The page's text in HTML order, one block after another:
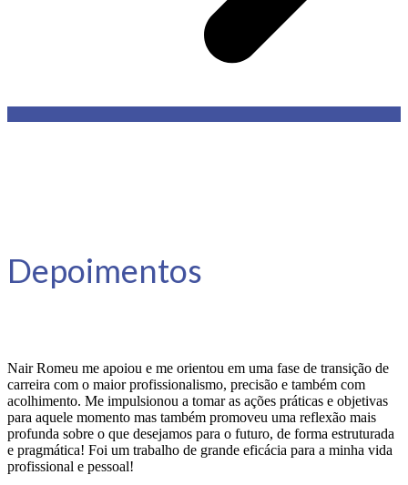
Depoimentos
Nair Romeu me apoiou e me orientou em uma fase de transição de
carreira com o maior profissionalismo, precisão e também com
acolhimento. Me impulsionou a tomar as ações práticas e objetivas
para aquele momento mas também promoveu uma reflexão mais
profunda sobre o que desejamos para o futuro, de forma estruturada
e pragmática! Foi um trabalho de grande eficácia para a minha vida
profissional e pessoal!